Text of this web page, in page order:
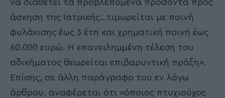
να διαθέτει τα προβλεπόμενα προσόντα προς
άσκηση της Ιατρικής…τιμωρείται με ποινή
φυλάκισης έως 3 έτη και χρηματική ποινή έως
60.000 ευρώ. Η επανειλημμένη τέλεση του
αδικήματος θεωρείται επιβαρυντική πράξη».
Επίσης, σε άλλη παράγραφο του εν λόγω
άρθρου, αναφέρεται ότι «όποιος πτυχιούχος